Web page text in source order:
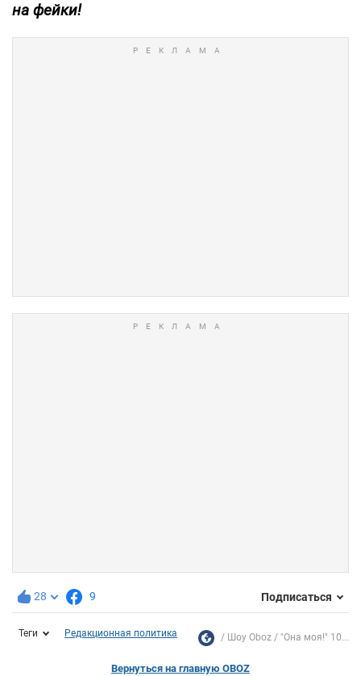
на фейки!
28 9 Подписаться
Теги Редакционная политика Шоу Oboz "Она моя!" 10...
Вернуться на главную OBOZ